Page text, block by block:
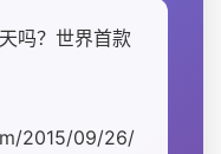
吗？世界首款
2015/09/26/